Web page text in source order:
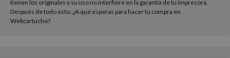
tienen los originales y su uso no interfiere en la garantía de tu impresora.
Después de todo esto: ¿A qué esperas para hacer tu compra en
Webcartucho?